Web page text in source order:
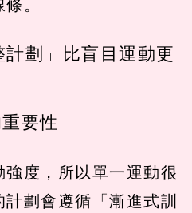
。
劃」比盲目運動更
要性
度，所以單一運動很
劃會遵循「漸進式訓